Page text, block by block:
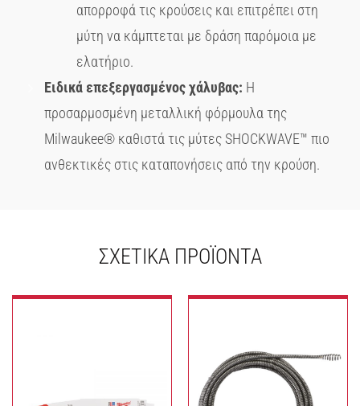
απορροφά τις κρούσεις και επιτρέπει στη
μύτη να κάμπτεται με δράση παρόμοια με
ελατήριο.
Ειδικά επεξεργασμένος χάλυβας: Η
προσαρμοσμένη μεταλλική φόρμουλα της
Milwaukee® καθιστά τις μύτες SHOCKWAVE™ πιο
ανθεκτικές στις καταπονήσεις από την κρούση.
ΣΧΕΤΙΚΆ ΠΡΟΪΌΝΤΑ